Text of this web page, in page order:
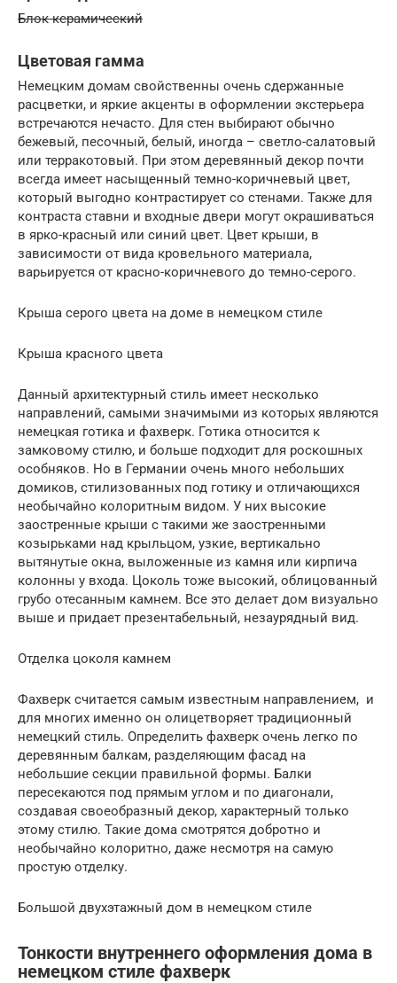
Блок керамический
Цветовая гамма
Немецким домам свойственны очень сдержанные
расцветки, и яркие акценты в оформлении экстерьера
встречаются нечасто. Для стен выбирают обычно
бежевый, песочный, белый, иногда – светло-салатовый
или терракотовый. При этом деревянный декор почти
всегда имеет насыщенный темно-коричневый цвет,
который выгодно контрастирует со стенами. Также для
контраста ставни и входные двери могут окрашиваться
в ярко-красный или синий цвет. Цвет крыши, в
зависимости от вида кровельного материала,
варьируется от красно-коричневого до темно-серого.
Крыша серого цвета на доме в немецком стиле
Крыша красного цвета
Данный архитектурный стиль имеет несколько
направлений, самыми значимыми из которых являются
немецкая готика и фахверк. Готика относится к
замковому стилю, и больше подходит для роскошных
особняков. Но в Германии очень много небольших
домиков, стилизованных под готику и отличающихся
необычайно колоритным видом. У них высокие
заостренные крыши с такими же заостренными
козырьками над крыльцом, узкие, вертикально
вытянутые окна, выложенные из камня или кирпича
колонны у входа. Цоколь тоже высокий, облицованный
грубо отесанным камнем. Все это делает дом визуально
выше и придает презентабельный, незаурядный вид.
Отделка цоколя камнем
Фахверк считается самым известным направлением, и
для многих именно он олицетворяет традиционный
немецкий стиль. Определить фахверк очень легко по
деревянным балкам, разделяющим фасад на
небольшие секции правильной формы. Балки
пересекаются под прямым углом и по диагонали,
создавая своеобразный декор, характерный только
этому стилю. Такие дома смотрятся добротно и
необычайно колоритно, даже несмотря на самую
простую отделку.
Большой двухэтажный дом в немецком стиле
Тонкости внутреннего оформления дома в
немецком стиле фахверк